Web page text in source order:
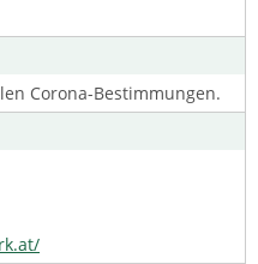
Corona-Bestimmungen.